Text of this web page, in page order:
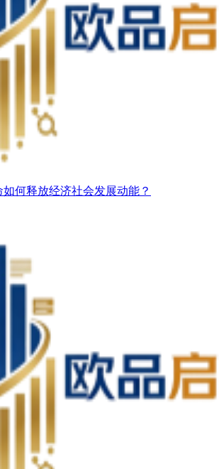
何释放经济社会发展动能？